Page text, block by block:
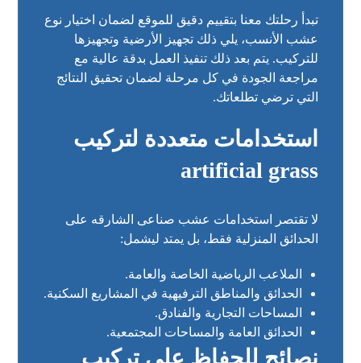
التي ترضي تطلعاتك.
استخدامات متعددة لتركيب
artificial grass
الحدائق المنزلية فقط، بل يمتد ليشمل:
الملاعب الرياضية الخاصة والعامة.
الحدائق والمناطق الترفيهية في المشاريع السكنية.
المساحات التجارية والفنادق.
الحدائق العامة والمساحات المجتمعية.